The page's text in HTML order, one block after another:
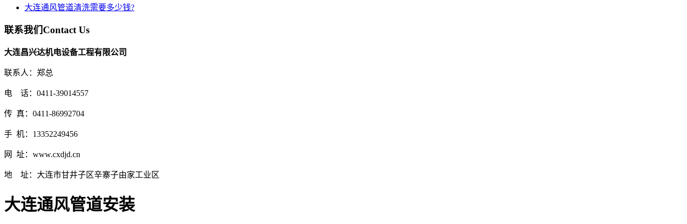
大连通风管道清洗需要多少钱?
联系我们Contact Us
大连昌兴达机电设备工程有限公司
联系人：郑总
电 话：0411-39014557
传 真：0411-86992704
手 机：13352249456
网 址：www.cxdjd.cn
地 址：大连市甘井子区辛寨子由家工业区
大连通风管道安装